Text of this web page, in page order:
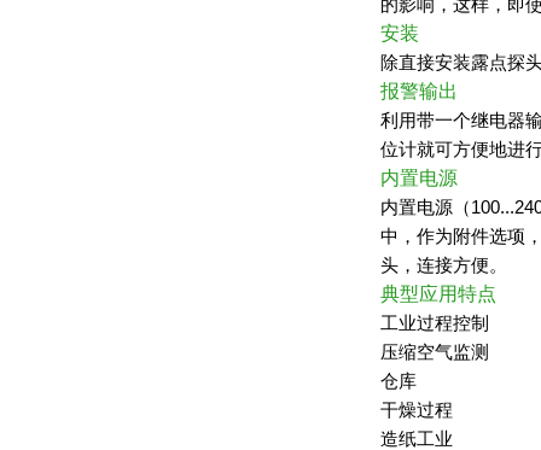
的影响，这样，即
安装
除直接安装露点探
报警输出
利用带一个继电器
位计就可方便地进
内置电源
内置电源 （
中，作为附件选项
头，连接方便。
典型应用特点
工业过程控制
压缩空气监测
仓库
干燥过程
造纸工业